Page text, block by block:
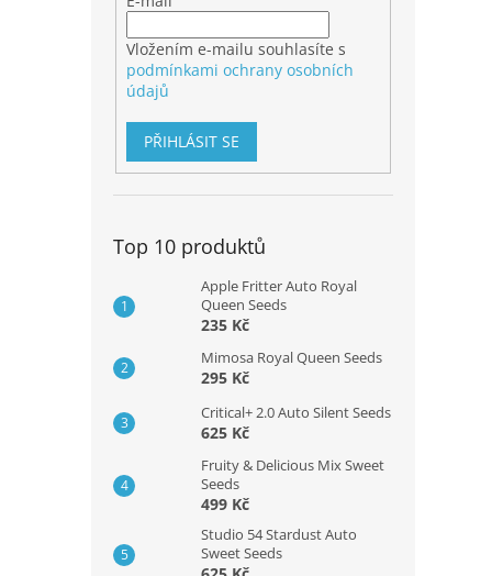
Vložením e-mailu souhlasíte s
podmínkami ochrany osobních
údajů
PŘIHLÁSIT SE
Top 10 produktů
Apple Fritter Auto Royal
Queen Seeds
235 Kč
Mimosa Royal Queen Seeds
295 Kč
Critical+ 2.0 Auto Silent Seeds
625 Kč
Fruity & Delicious Mix Sweet
Seeds
499 Kč
Studio 54 Stardust Auto
Sweet Seeds